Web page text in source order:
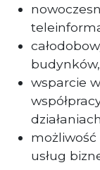
budynków,
wsparcie
usług